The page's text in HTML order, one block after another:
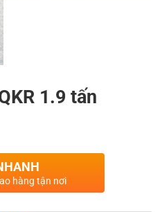
1.9 tấn
hàng tận nơi